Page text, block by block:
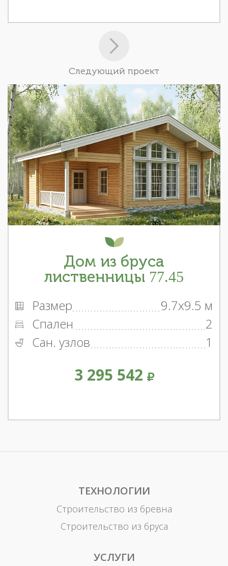
Следующий проект
Дом из бруса
лиственницы 77.45
Размер
9.7x9.5 м
Спален
2
Сан. узлов
1
3 295 542
ТЕХНОЛОГИИ
Строительство из бревна
Строительство из бруса
УСЛУГИ